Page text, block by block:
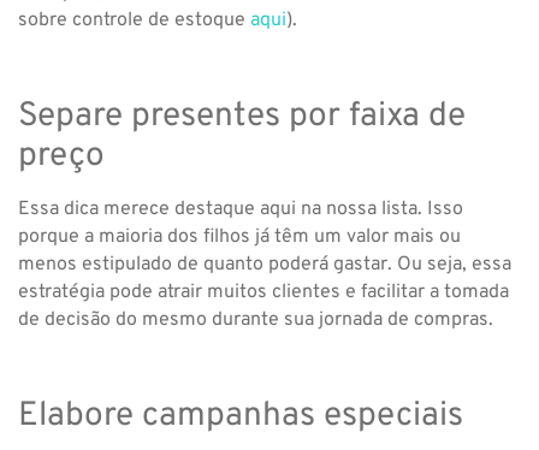
sobre controle de estoque aqui).
Separe presentes por faixa de
preço
Essa dica merece destaque aqui na nossa lista. Isso
porque a maioria dos filhos já têm um valor mais ou
menos estipulado de quanto poderá gastar. Ou seja, essa
estratégia pode atrair muitos clientes e facilitar a tomada
de decisão do mesmo durante sua jornada de compras.
Elabore campanhas especiais